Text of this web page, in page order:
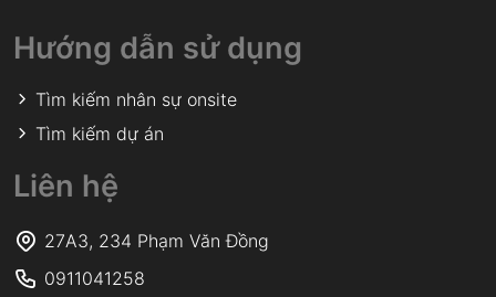
Hướng dẫn sử dụng
Tìm kiếm nhân sự onsite
Tìm kiếm dự án
Liên hệ
27A3, 234 Phạm Văn Đồng
0911041258